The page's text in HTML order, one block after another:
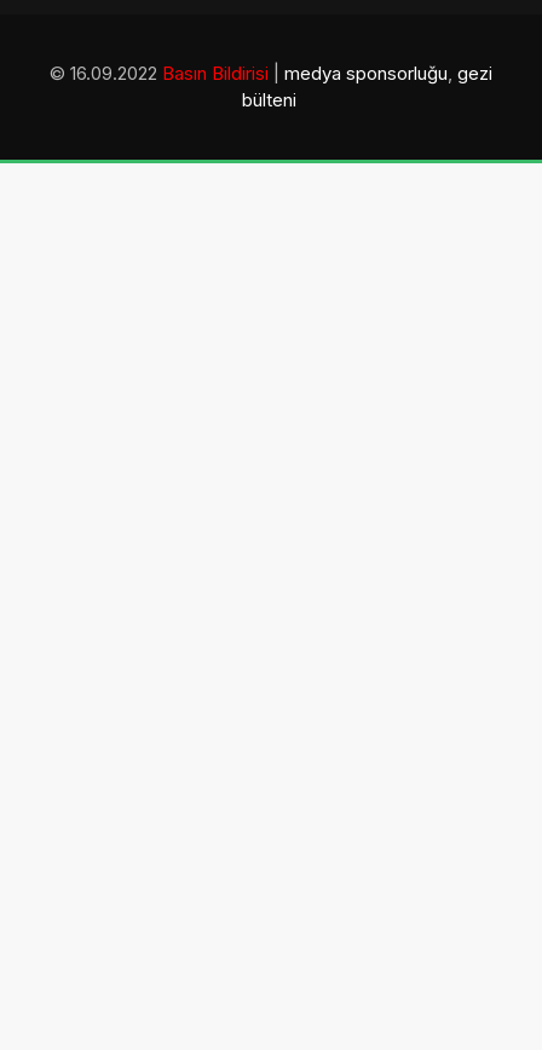
© 16.09.2022 Basın Bildirisi medya sponsorluğu, gezi
bülteni